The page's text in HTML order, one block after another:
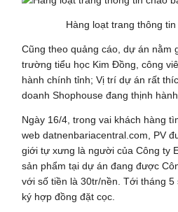
Hàng loạt trang thông
Cũng theo quảng cáo, dự án nằm
trường tiểu học Kim Đồng, công
hành chính tỉnh; Vị trí dự án rất
doanh Shophouse đang thịnh
Ngày 16/4, trong vai khách hàng
web datnenbariacentral.com, PV
giới tự xưng là người của Công ty
sản phẩm tại dự án đang được
với số tiền là 30tr/nền. Tới tháng
ký hợp đồng đặt cọc.